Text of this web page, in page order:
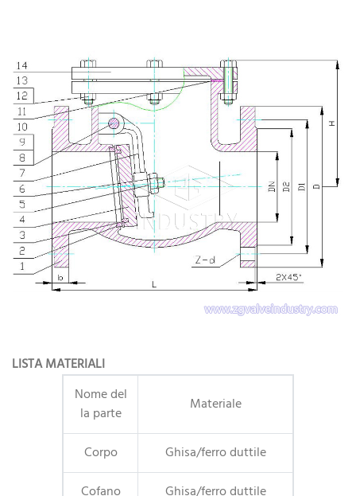
LISTA MATERIALI
Nome del
la parte
Materiale
Corpo
Ghisa/ferro duttile